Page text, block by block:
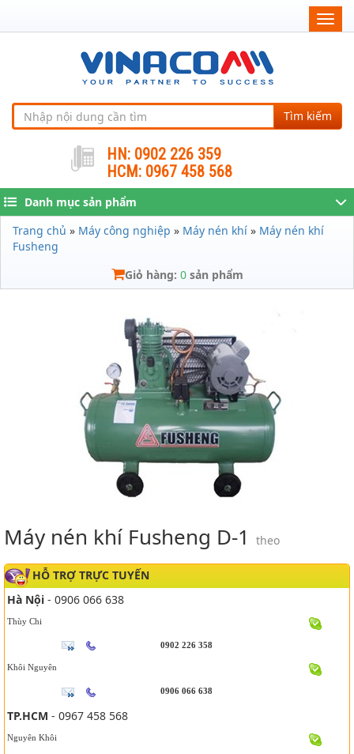
Tìm kiếm
HN: 0902 226 359
HCM: 0967 458 568
Danh mục sản phẩm
Trang chủ » Máy công nghiệp » Máy nén khí » Máy nén khí
Fusheng
Giỏ hàng: 0sản phẩm
Máy nén khí Fusheng D-1 theo
HỖ TRỢ TRỰC TUYẾN
Hà Nội - 0906 066 638
Thùy Chi
0902 226 358
Khôi Nguyên
0906 066 638
TP.HCM - 0967 458 568
Nguyên Khôi